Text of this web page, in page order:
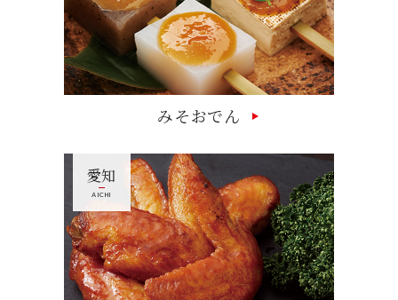
みそおでん
愛知
AICHI